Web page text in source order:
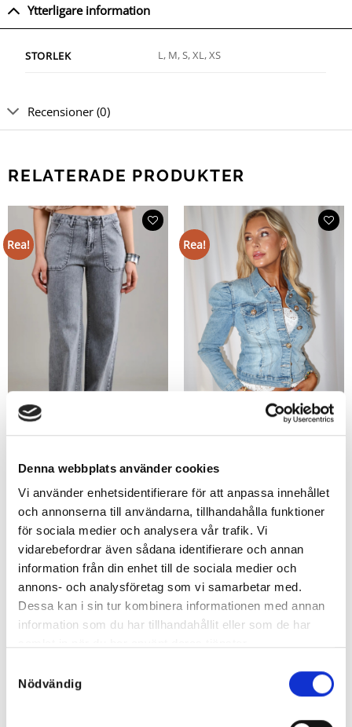
Denna webbplats använder cookies
Vi använder enhetsidentifierare för att anpassa innehållet
och annonserna till användarna, tillhandahålla funktioner
för sociala medier och analysera vår trafik. Vi
vidarebefordrar även sådana identifierare och annan
information från din enhet till de sociala medier och
annons- och analysföretag som vi samarbetar med.
Dessa kan i sin tur kombinera informationen med annan
information som du har tillhandahållit eller som de har
Nödvändig
Ytterligare information
STORLEK L, M, S, XL, XS
Recensioner (0)
RELATERADE PRODUKTER
Rea!
Chloette Grå Toxik Jeans med
699kr
Rea!
Lyxig Puffärmsjeansjacka
1.199kr
599,50 kr
Rea!